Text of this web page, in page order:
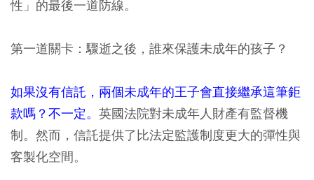
性」的最後一道防線。
第一道關卡：驟逝之後，誰來保護未成年的孩子？
如果沒有信託，兩個未成年的王子會直接繼承這筆鉅
款嗎？不一定。 英國法院對未成年人財產有監督機
制。然而，信託提供了比法定監護制度更大的彈性與
客製化空間。